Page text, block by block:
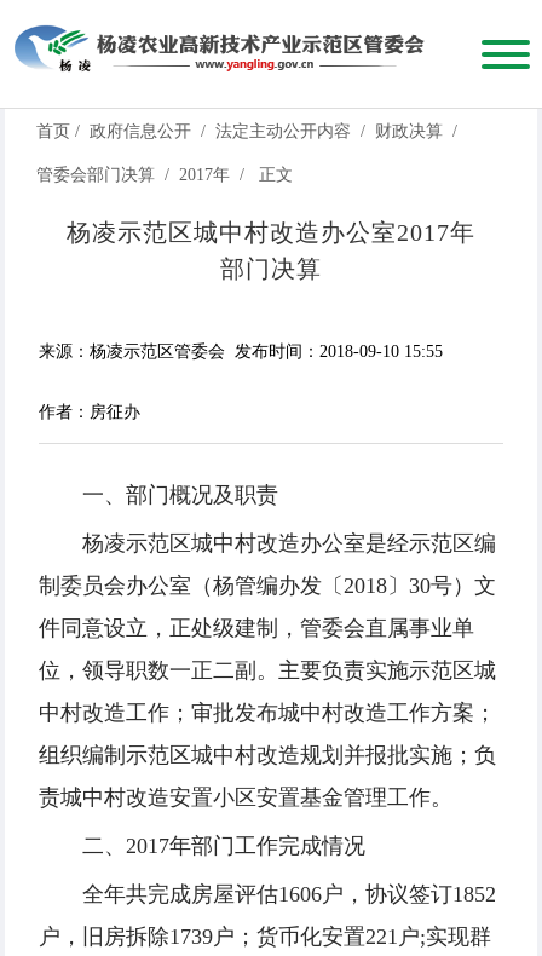
首页 / 政府信息公开 / 法定主动公开内容 / 财政决算 /
管委会部门决算 / 2017年 / 正文
杨凌示范区城中村改造办公室2017年
部门决算
来源：杨凌示范区管委会 发布时间：2018-09-10 15:55
作者：房征办
一、部门概况及职责
杨凌示范区城中村改造办公室是经示范区编
制委员会办公室（杨管编办发〔2018〕30号）文
件同意设立，正处级建制，管委会直属事业单
位，领导职数一正二副。主要负责实施示范区城
中村改造工作；审批发布城中村改造工作方案；
组织编制示范区城中村改造规划并报批实施；负
责城中村改造安置小区安置基金管理工作。
二、2017年部门工作完成情况
全年共完成房屋评估1606户，协议签订1852
户，旧房拆除1739户；货币化安置221户;实现群